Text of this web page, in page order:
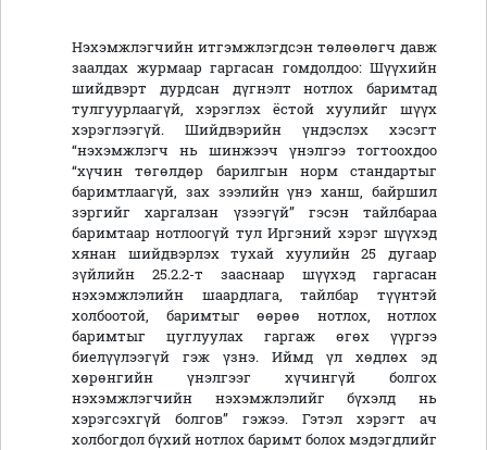
Нэхэмжлэгчийн итгэмжлэгдсэн төлөөлөгч давж
заалдах журмаар гаргасан гомдолдоо: Шүүхийн
шийдвэрт дурдсан дүгнэлт нотлох баримтад
тулгуурлаагүй, хэрэглэх ёстой хуулийг шүүх
хэрэглээгүй. Шийдвэрийн үндэслэх хэсэгт
“нэхэмжлэгч нь шинжээч үнэлгээ тогтоохдоо
“хүчин төгөлдөр барилгын норм стандартыг
баримтлаагүй, зах зээлийн үнэ ханш, байршил
зэргийг харгалзан үзээгүй” гэсэн тайлбараа
баримтаар нотлоогүй тул Иргэний хэрэг шүүхэд
хянан шийдвэрлэх тухай хуулийн 25 дугаар
зүйлийн 25.2.2-т зааснаар шүүхэд гаргасан
нэхэмжлэлийн шаардлага, тайлбар түүнтэй
холбоотой, баримтыг өөрөө нотлох, нотлох
баримтыг цуглуулах гаргаж өгөх үүргээ
биелүүлээгүй гэж үзнэ. Иймд үл хөдлөх эд
хөрөнгийн үнэлгээг хүчингүй болгох
нэхэмжлэгчийн нэхэмжлэлийг бүхэлд нь
хэрэгсэхгүй болгов” гэжээ. Гэтэл хэрэгт ач
холбогдол бүхий нотлох баримт болох мэдэгдлийг